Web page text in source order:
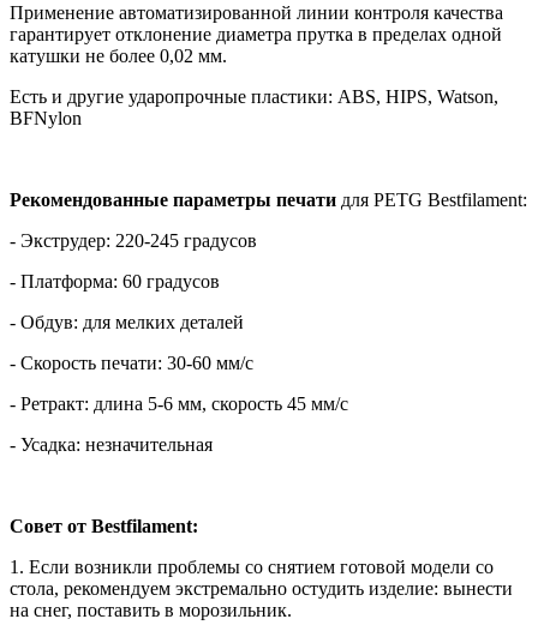
Применение автоматизированной линии контроля качества
гарантирует отклонение диаметра прутка в пределах одной
катушки не более 0,02 мм.
Есть и другие ударопрочные пластики: ABS, HIPS, Watson,
BFNylon
Рекомендованные параметры печати для PETG Bestfilament:
- Экструдер: 220-245 градусов
- Платформа: 60 градусов
- Обдув: для мелких деталей
- Скорость печати: 30-60 мм/с
- Ретракт: длина 5-6 мм, скорость 45 мм/с
- Усадка: незначительная
Совет от Bestfilament:
1. Если возникли проблемы со снятием готовой модели со
стола, рекомендуем экстремально остудить изделие: вынести
на снег, поставить в морозильник.